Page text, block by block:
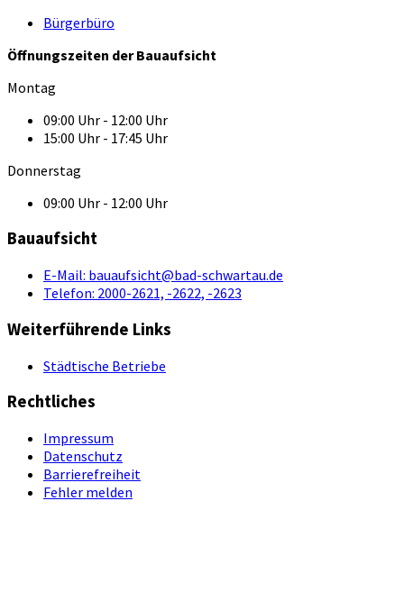
Bürgerbüro
Öffnungszeiten der Bauaufsicht
Montag
09:00 Uhr - 12:00 Uhr
15:00 Uhr - 17:45 Uhr
Donnerstag
09:00 Uhr - 12:00 Uhr
Bauaufsicht
E-Mail: bauaufsicht@bad-schwartau.de
Telefon: 2000-2621, -2622, -2623
Weiterführende Links
Städtische Betriebe
Rechtliches
Impressum
Datenschutz
Barrierefreiheit
Fehler melden